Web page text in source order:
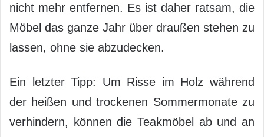
nicht mehr entfernen. Es ist daher ratsam, die
Möbel das ganze Jahr über draußen stehen zu
lassen, ohne sie abzudecken.
Ein letzter Tipp: Um Risse im Holz während
der heißen und trockenen Sommermonate zu
verhindern, können die Teakmöbel ab und an